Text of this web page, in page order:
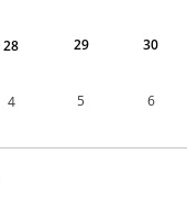
28 29 30
4 5 6